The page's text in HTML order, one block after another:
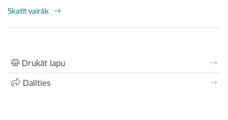
Skatīt vairāk
Drukāt lapu
Dalīties